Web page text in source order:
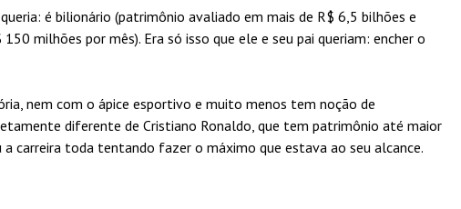
é bilionário (patrimônio avaliado em mais de R$ 6,5 bilhões e
milhões por mês). Era só isso que ele e seu pai queriam: encher o
nem com o ápice esportivo e muito menos tem noção de
diferente de Cristiano Ronaldo, que tem patrimônio até maior
a carreira toda tentando fazer o máximo que estava ao seu alcance.